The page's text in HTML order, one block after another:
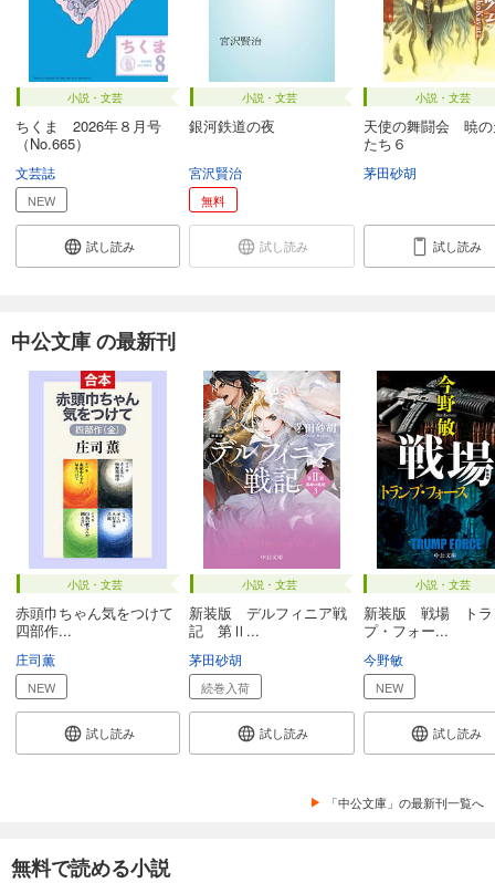
小説・文芸
ちくま 2026年８月号
（No.665）
文芸誌
NEW
試し読み
小説・文芸
銀河鉄道の夜
宮沢賢治
無料
試し読み
小説・文芸
天使の舞闘会 暁の
たち６
茅田砂胡
試し読み
中公文庫 の最新刊
小説・文芸
赤頭巾ちゃん気をつけて
四部作...
庄司薫
NEW
試し読み
小説・文芸
新装版 デルフィニア戦
記 第Ⅱ...
茅田砂胡
続巻入荷
試し読み
小説・文芸
新装版 戦場 トラ
プ・フォー...
今野敏
NEW
試し読み
「中公文庫」の最新刊一覧へ
無料で読める小説